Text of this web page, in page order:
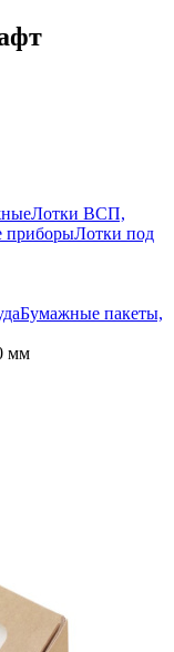
Лотки ВСП,
приборыЛотки под
Бумажные пакеты,
мм